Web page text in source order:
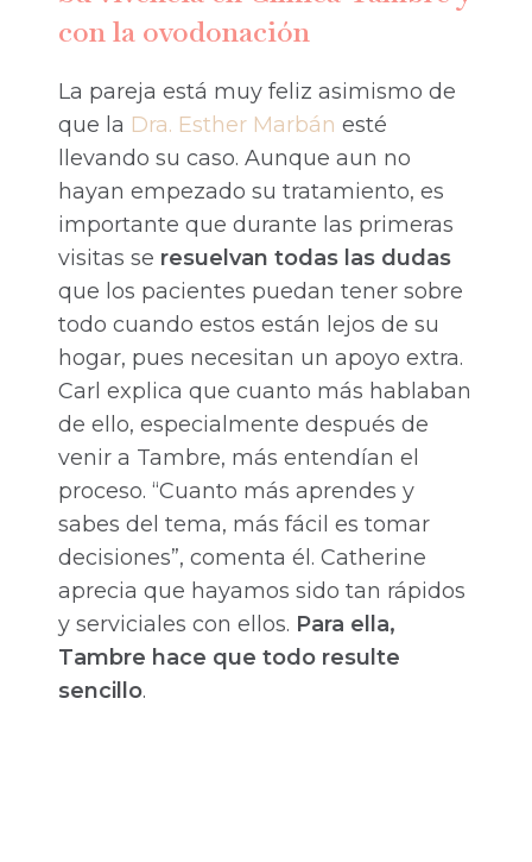
con la ovodonación
La pareja está muy feliz asimismo de
que la Dra. Esther Marbán esté
llevando su caso. Aunque aun no
hayan empezado su tratamiento, es
importante que durante las primeras
visitas se resuelvan todas las dudas
que los pacientes puedan tener sobre
todo cuando estos están lejos de su
hogar, pues necesitan un apoyo extra.
Carl explica que cuanto más hablaban
de ello, especialmente después de
venir a Tambre, más entendían el
proceso. “Cuanto más aprendes y
sabes del tema, más fácil es tomar
decisiones”, comenta él. Catherine
aprecia que hayamos sido tan rápidos
y serviciales con ellos. Para ella,
Tambre hace que todo resulte
sencillo.